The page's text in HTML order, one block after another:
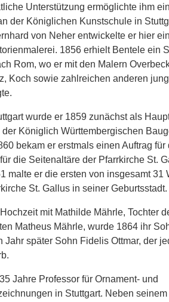
Unterstützung ermöglichte ihm
der Königlichen Kunstschule in
von Neher entwickelte er hier
1856 erhielt Bentele ein
Rom, wo er mit den Malern
Koch sowie zahlreichen anderen
wurde er 1859 zunächst als
der Königlich Württembergischen
bekam er erstmals einen Auftrag für
die Seitenaltäre der Pfarrkirche St.
malte er die ersten von insgesamt 31
St. Gallus in seiner Geburtsstadt.
mit Mathilde Mährle, Tochter
Matheus Mährle, wurde 1864 ihr
Jahr später Sohn Fidelis Ottmar, der
Jahre Professor für Ornament- und
in Stuttgart. Neben